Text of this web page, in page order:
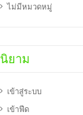
ไม่มีหมวดหมู่
นิยาม
เข้าสู่ระบบ
เข้าฟีด